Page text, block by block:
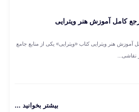
کامل آموزش هنر ویترایی
آموزش هنر ویترایی کتاب «ویترایی» یکی از منابع جامع
نقاشی...
بیشتر بخوانید ...